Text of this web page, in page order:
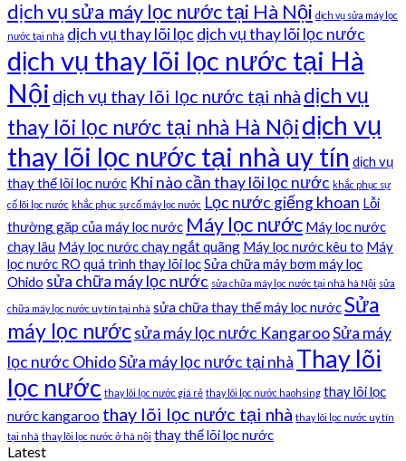
dịch vụ sửa máy lọc nước tại Hà Nội dịch vụ sửa máy lọc
nước tại nhà dịch vụ thay lõi lọc dịch vụ thay lõi lọc nước
dịch vụ thay lõi lọc nước tại Hà
Nội dịch vụ thay lõi lọc nước tại nhà dịch vụ
thay lõi lọc nước tại nhà Hà Nộidịch vụ
thay lõi lọc nước tại nhà uy tín dịch vụ
thay thế lõi lọc nước Khi nào cần thay lõi lọc nước khắc phục sự
cố lõi lọc nước khắc phục sự cố máy lọc nước Lọc nước giếng khoan Lỗi
thường gặp của máy lọc nước Máy lọc nước Máy lọc nước
chạy lâu Máy lọc nước chạy ngắt quãng Máy lọc nước kêu to Máy
lọc nước RO quá trình thay lõi lọcSửa chữa máy bơm máy lọc
Ohido sửa chữa máy lọc nước sửa chữa máy lọc nước tại nhà hà Nội sửa
chữa máy lọc nước uy tín tại nhà sửa chữa thay thế máy lọc nướcSửa
máy lọc nướcsửa máy lọc nước KangarooSửa máy
lọc nước OhidoSửa máy lọc nước tại nhà Thay lõi
lọc nước thay lõi lọc nước giá rẻ thay lõi lọc nước haohsing thay lõi lọc
nước kangaroo thay lõi lọc nước tại nhà thay lõi lọc nước uy tín
tại nhà thay lõi lọc nước ở hà nội thay thế lõi lọc nước
Latest